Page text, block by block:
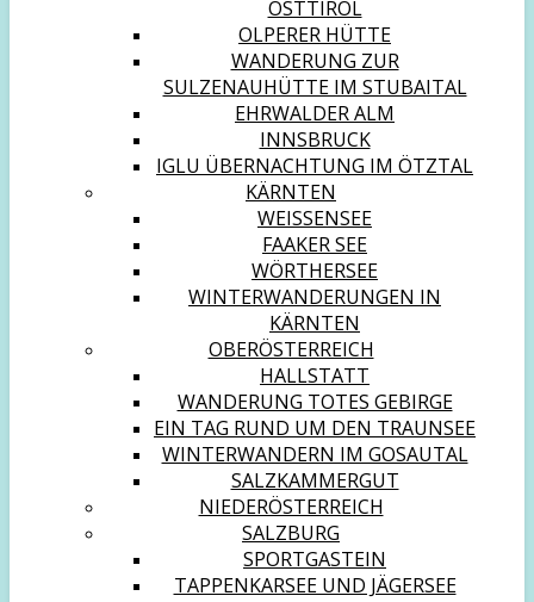
OSTTIROL
OLPERER HÜTTE
WANDERUNG ZUR
SULZENAUHÜTTE IM STUBAITAL
EHRWALDER ALM
INNSBRUCK
IGLU ÜBERNACHTUNG IM ÖTZTAL
KÄRNTEN
WEISSENSEE
FAAKER SEE
WÖRTHERSEE
WINTERWANDERUNGEN IN
KÄRNTEN
OBERÖSTERREICH
HALLSTATT
WANDERUNG TOTES GEBIRGE
EIN TAG RUND UM DEN TRAUNSEE
WINTERWANDERN IM GOSAUTAL
SALZKAMMERGUT
NIEDERÖSTERREICH
SALZBURG
SPORTGASTEIN
TAPPENKARSEE UND JÄGERSEE